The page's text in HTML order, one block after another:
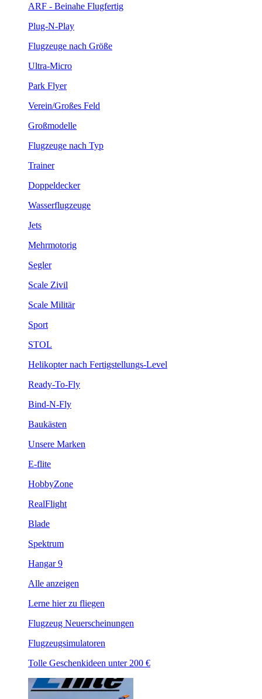
ARF - Beinahe Flugfertig
Plug-N-Play
Flugzeuge nach Größe
Ultra-Micro
Park Flyer
Verein/Großes Feld
Großmodelle
Flugzeuge nach Typ
Trainer
Doppeldecker
Wasserflugzeuge
Jets
Mehrmotorig
Segler
Scale Zivil
Scale Militär
Sport
STOL
Helikopter nach Fertigstellungs-Level
Ready-To-Fly
Bind-N-Fly
Baukästen
Unsere Marken
E-flite
HobbyZone
RealFlight
Blade
Spektrum
Hangar 9
Alle anzeigen
Lerne hier zu fliegen
Flugzeug Neuerscheinungen
Flugzeugsimulatoren
Tolle Geschenkideen unter 200 €